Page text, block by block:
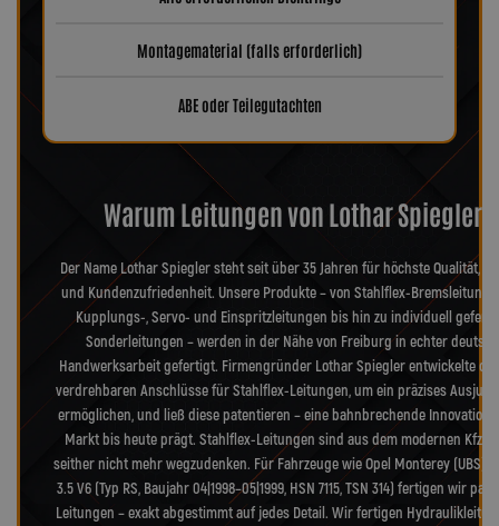
Montagematerial (falls erforderlich)
ABE oder Teilegutachten
Warum Leitungen von Lothar Spiegler?
Der Name Lothar Spiegler steht seit über 35 Jahren für höchste Qualität,
und Kundenzufriedenheit. Unsere Produkte – von Stahlflex-
Kupplungs-, Servo- und Einspritzleitungen bis hin zu individuell
Sonderleitungen – werden in der Nähe von Freiburg in echter
Handwerksarbeit gefertigt. Firmengründer Lothar Spiegler entwickelte
verdrehbaren Anschlüsse für Stahlflex-Leitungen, um ein präzises
ermöglichen, und ließ diese patentieren – eine bahnbrechende Innovation,
Markt bis heute prägt. Stahlflex-Leitungen sind aus dem modernen Kfz-
seither nicht mehr wegzudenken. Für Fahrzeuge wie Opel Monterey (UBS)
3.5 V6 (Typ RS, Baujahr 04|1998–05|1999, HSN 7115, TSN 314) fertigen wir
Leitungen – exakt abgestimmt auf jedes Detail. Wir fertigen